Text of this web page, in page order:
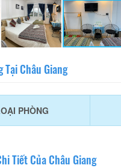
Tại Châu Giang
PHÒNG
Tiết Của Châu Giang